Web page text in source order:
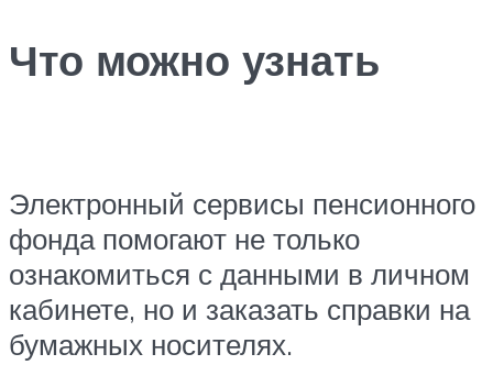
Что можно узнать
Электронный сервисы пенсионного
фонда помогают не только
ознакомиться с данными в личном
кабинете, но и заказать справки на
бумажных носителях.